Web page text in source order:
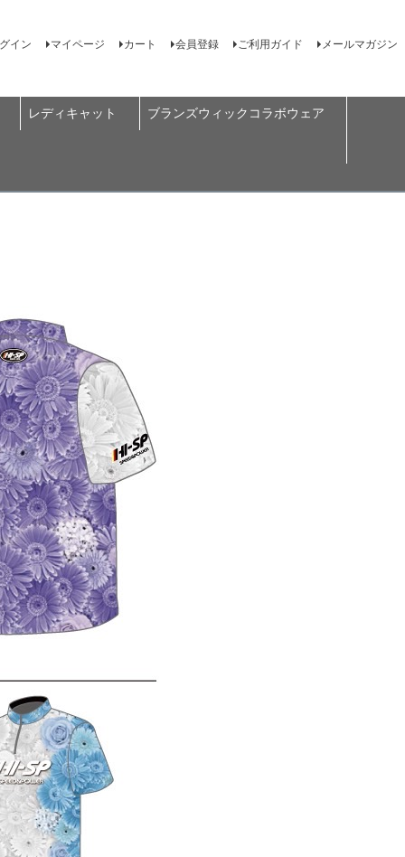
イン マイページ カート 会員登録 ご利用ガイド メールマガジン
レディキャット ブランズウィックコラボウェア